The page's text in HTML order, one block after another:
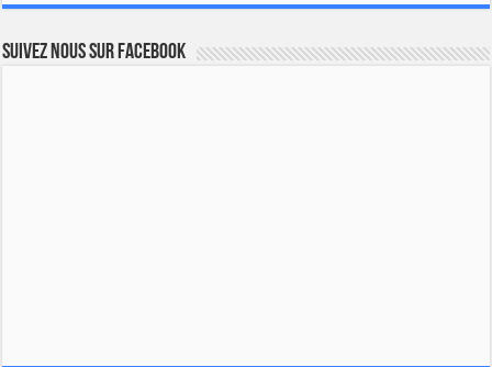
Suivez nous sur Facebook